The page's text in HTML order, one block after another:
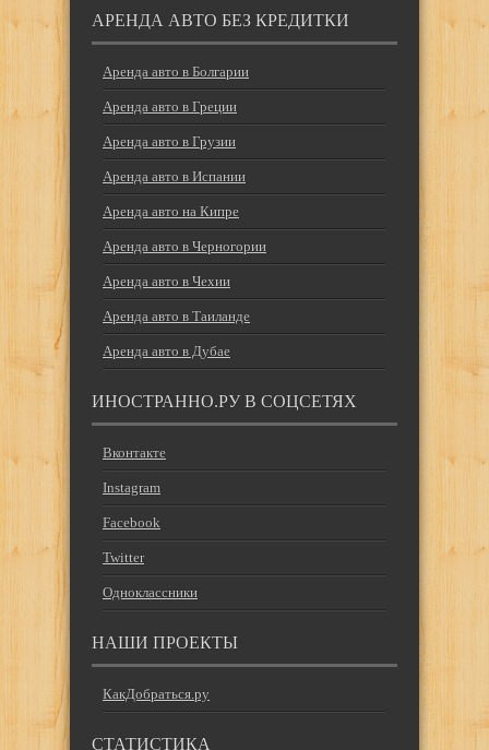
АРЕНДА АВТО БЕЗ КРЕДИТКИ
Аренда авто в Болгарии
Аренда авто в Греции
Аренда авто в Грузии
Аренда авто в Испании
Аренда авто на Кипре
Аренда авто в Черногории
Аренда авто в Чехии
Аренда авто в Таиланде
Аренда авто в Дубае
ИНОСТРАННО.РУ В СОЦСЕТЯХ
Вконтакте
Instagram
Facebook
Twitter
Одноклассники
НАШИ ПРОЕКТЫ
КакДобраться.ру
СТАТИСТИКА